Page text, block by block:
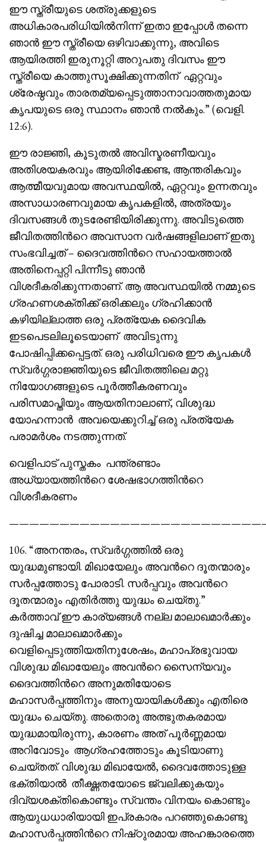
ഈ സ്ത്രീയുടെ ശത്രുക്കളുടെ
അധികാരപരിധിയിൽനിന്ന് ഇതാ ഇപ്പോൾ തന്നെ
ഞാൻ ഈ സ്ത്രീയെ ഒഴിവാക്കുന്നു, അവിടെ
ആയിരത്തി ഇരുനൂറ്റി അറുപതു ദിവസം ഈ
സ്ത്രീയെ കാത്തുസൂക്ഷിക്കുന്നതിന് ഏറ്റവും
ശ്രേഷ്ഠവും താരതമ്യപ്പെടുത്താനാവാത്തതുമായ
കൃപയുടെ ഒരു സ്ഥാനം ഞാൻ നൽകും.” (വെളി.
12:6).
ഈ രാജ്ഞി, കൂടുതൽ അവിസ്മരണീയവും
അതിശയകരവും ആയിരിക്കേണ്ട, ആന്തരികവും
ആത്മീയവുമായ അവസ്ഥയിൽ, ഏറ്റവും ഉന്നതവും
അസാധാരണവുമായ കൃപകളിൽ, അത്രയും
ദിവസങ്ങൾ തുടരേണ്ടിയിരിക്കുന്നു. അവിടുത്തെ
ജീവിതത്തിൻറെ അവസാന വർഷങ്ങളിലാണ് ഇതു
സംഭവിച്ചത് – ദൈവത്തിൻറെ സഹായത്താൽ
അതിനെപ്പറ്റി പിന്നീടു ഞാൻ
വിശദീകരിക്കുന്നതാണ്. ആ അവസ്ഥയിൽ നമ്മുടെ
ഗ്രഹണശക്തിക്ക് ഒരിക്കലും ഗ്രഹിക്കാൻ
കഴിയില്ലാത്ത ഒരു പ്രത്യേക ദൈവിക
ഇടപെടലിലൂടെയാണ് അവിടുന്നു
പോഷിപ്പിക്കപ്പെട്ടത്. ഒരു പരിധിവരെ ഈ കൃപകൾ
സ്വർഗ്ഗരാജ്ഞിയുടെ ജീവിതത്തിലെ മറ്റു
നിയോഗങ്ങളുടെ പൂർത്തീകരണവും
പരിസമാപ്തിയും ആയതിനാലാണ്, വിശുദ്ധ
യോഹന്നാൻ അവയെക്കുറിച്ച് ഒരു പ്രത്യേക
പരാമർശം നടത്തുന്നത്.
വെളിപാട് പുസ്തകം പന്ത്രണ്ടാം
അധ്യായത്തിൻറെ ശേഷഭാഗത്തിൻറെ
വിശദീകരണം
106. “അനന്തരം, സ്വർഗ്ഗത്തിൽ ഒരു
യുദ്ധമുണ്ടായി. മിഖായേലും അവൻറെ ദൂതന്മാരും
സർപ്പത്തോടു പോരാടി. സർപ്പവും അവൻറെ
ദൂതന്മാരും എതിർത്തു യുദ്ധം ചെയ്തു.”
കർത്താവ് ഈ കാര്യങ്ങൾ നല്ല മാലാഖമാർക്കും
ദുഷിച്ച മാലാഖമാർക്കും
വെളിപ്പെടുത്തിയതിനുശേഷം, മഹാപ്രഭുവായ
വിശുദ്ധ മിഖായേലും അവൻറെ സൈന്യവും
ദൈവത്തിൻറെ അനുമതിയോടെ
മഹാസർപ്പത്തിനും അനുയായികൾക്കും എതിരെ
യുദ്ധം ചെയ്തു. അതൊരു അത്ഭുതകരമായ
യുദ്ധമായിരുന്നു, കാരണം അത് പൂർണ്ണമായ
അറിവോടും ആഗ്രഹത്തോടും കൂടിയാണു
ചെയ്തത്. വിശുദ്ധ മിഖായേൽ, ദൈവത്തോടുള്ള
ഭക്തിയാൽ തീക്ഷ്ണതയോടെ ജ്വലിക്കുകയും
ദിവ്യശക്തികൊണ്ടും സ്വന്തം വിനയം കൊണ്ടും
ആയുധധാരിയായി ഇപ്രകാരം പറഞ്ഞുകൊണ്ടു
മഹാസർപ്പത്തിൻറെ നിഷ്‌ഠുരമായ അഹങ്കാരത്തെ